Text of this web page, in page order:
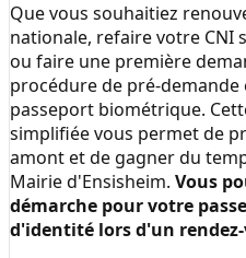
Que vous souhaitiez
nationale, refaire votre CNI
ou faire une première
procédure de pré-demande
passeport biométrique.
simplifiée vous permet de
amont et de gagner du
Mairie d'Ensisheim. Vous
démarche pour votre
d'identité lors d'un